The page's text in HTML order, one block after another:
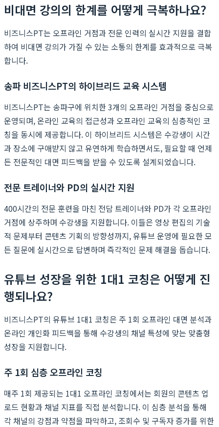
비대면 강의의 한계를 어떻게 극복하나요?
비즈니스PT는 오프라인 거점과 전문 인력의 실시간 지원을 결합
하여 비대면 강의가 가질 수 있는 소통의 한계를 효과적으로 극복
합니다.
송파 비즈니스PT의 하이브리드 교육 시스템
비즈니스PT는 송파구에 위치한 3개의 오프라인 거점을 중심으로
운영되며, 온라인 교육의 접근성과 오프라인 교육의 심층적인 코
칭을 동시에 제공합니다. 이 하이브리드 시스템은 수강생이 시간
과 장소에 구애받지 않고 유연하게 학습하면서도, 필요할 때 언제
든 전문적인 대면 피드백을 받을 수 있도록 설계되었습니다.
전문 트레이너와 PD의 실시간 지원
400시간의 전문 훈련을 마친 전담 트레이너와 PD가 각 오프라인
거점에 상주하며 수강생을 지원합니다. 이들은 영상 편집의 기술
적 문제부터 콘텐츠 기획의 방향성까지, 유튜브 운영에 필요한 모
든 질문에 실시간으로 답변하며 즉각적인 문제 해결을 돕습니다.
유튜브 성장을 위한 1대1 코칭은 어떻게 진
행되나요?
비즈니스PT의 유튜브 1대1 코칭은 주 1회 오프라인 대면 분석과
온라인 개인화 피드백을 통해 수강생의 채널 특성에 맞는 맞춤형
성장을 지원합니다.
주 1회 심층 오프라인 코칭
매주 1회 제공되는 1대1 오프라인 코칭에서는 회원의 콘텐츠 업
로드 현황과 채널 지표를 직접 분석합니다. 이 심층 분석을 통해
각 채널의 강점과 약점을 파악하고, 조회수 및 구독자 증가를 위한